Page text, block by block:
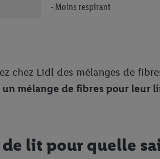
- Moins respirant
Lidl des mélanges de
mélange de fibres pour leur
lit pour quelle